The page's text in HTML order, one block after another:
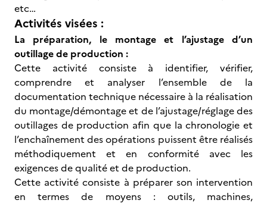
etc…
Activités visées :
La préparation, le montage et l’ajustage d’un
outillage de production :
Cette activité consiste à identifier, vérifier,
comprendre et analyser l’ensemble de la
documentation technique nécessaire à la réalisation
du montage/démontage et de l’ajustage/réglage des
outillages de production afin que la chronologie et
l’enchaînement des opérations puissent être réalisés
méthodiquement et en conformité avec les
exigences de qualité et de production.
Cette activité consiste à préparer son intervention
en termes de moyens : outils, machines,